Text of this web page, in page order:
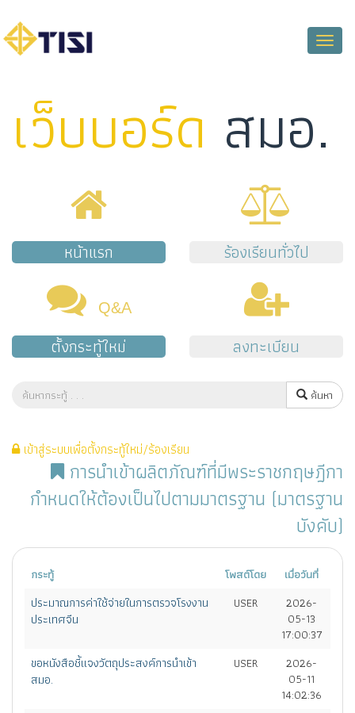
Toggle
เว็บบอร์ด สมอ.
หน้าแรก ร้องเรียนทั่วไป
Q&A
ตั้งกระทู้ใหม่ ลงทะเบียน
ค้นหา
เข้าสู่ระบบเพื่อตั้งกระทู้ใหม่/ร้องเรียน
การนำเข้าผลิตภัณฑ์ที่มีพระราชกฤษฎีกา
กำหนดให้ต้องเป็นไปตามมาตรฐาน (มาตรฐาน
บังคับ)
กระทู้ โพสต์โดย เมื่อวันที่
ประมาณการค่าใช้จ่ายในการตรวจโรงงาน
ประเทศจีน
USER
2026-
05-13
17:00:37
ขอหนังสือชี้แจงวัตถุประสงค์การนำเข้า
สมอ.
USER
2026-
05-11
14:02:36